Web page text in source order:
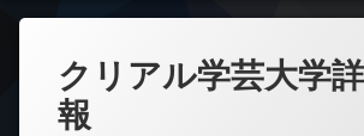
クリアル学芸大学
報